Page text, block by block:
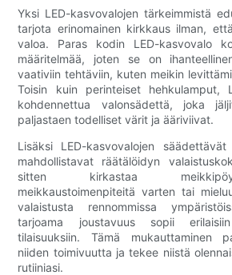
Yksi LED-kasvovalojen tärkeimmistä
tarjota erinomainen kirkkaus ilman,
valoa. Paras kodin LED-kasvovalo
määritelmää, joten se on
vaativiin tehtäviin, kuten meikin
Toisin kuin perinteiset hehkulamput,
kohdennettua valonsädettä, joka
paljastaen todelliset värit ja ääriviivat.
Lisäksi LED-kasvovalojen
mahdollistavat räätälöidyn
sitten kirkastaa
meikkaustoimenpiteitä varten tai
valaistusta rennommissa
tarjoama joustavuus sopii
tilaisuuksiin. Tämä mukauttaminen
niiden toimivuutta ja tekee niistä
rutiiniasi.